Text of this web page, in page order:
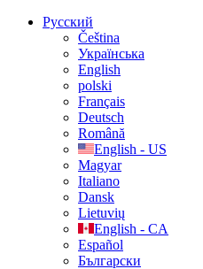
Русский
Čeština
Українська
English
polski
Français
Deutsch
Română
English - US
Magyar
Italiano
Dansk
Lietuvių
English - CA
Español
Български